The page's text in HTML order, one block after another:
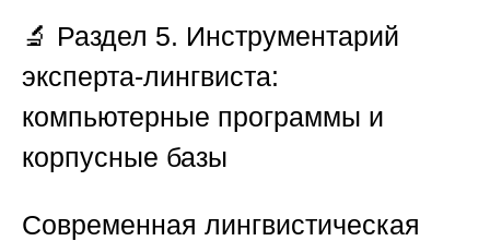
🔬 Раздел 5. Инструментарий
эксперта-лингвиста:
компьютерные программы и
корпусные базы
Современная лингвистическая